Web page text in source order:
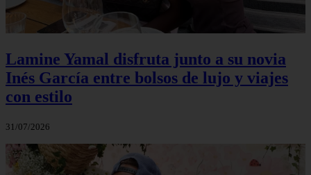
Lamine Yamal disfruta junto a su novia
Inés García entre bolsos de lujo y viajes
con estilo
31/07/2026